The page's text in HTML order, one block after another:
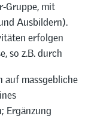
Gruppe, mit
Ausbildern).
erfolgen
so z.B. durch
auf massgebliche
Ergänzung